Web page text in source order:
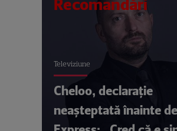
Recomandări
Televiziune
Cheloo, declarație
neașteptată înainte